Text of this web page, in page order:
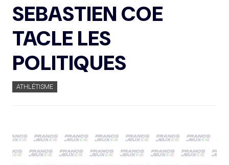
SEBASTIEN COE
TACLE LES
POLITIQUES
ATHLÉTISME